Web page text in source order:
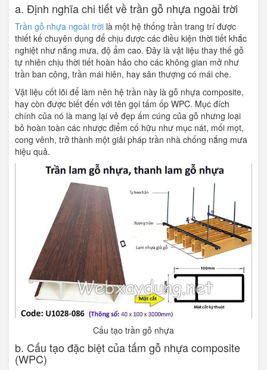
a. Định nghĩa chi tiết về trần gỗ nhựa ngoài trời
Trần gỗ nhựa ngoài trời là một hệ thống trần trang trí được
thiết kế chuyên dụng để chịu được các điều kiện thời tiết khắc
nghiệt như nắng mưa, độ ẩm cao. Đây là vật liệu thay thế gỗ
tự nhiên chịu thời tiết hoàn hảo cho các không gian mở như
trần ban công, trần mái hiên, hay sân thượng có mái che.
Vật liệu cốt lõi để làm nên hệ trần này là gỗ nhựa composite,
hay còn được biết đến với tên gọi tấm ốp WPC. Mục đích
chính của nó là mang lại vẻ đẹp ấm cúng của gỗ nhưng loại
bỏ hoàn toàn các nhược điểm cố hữu như mục nát, mối mọt,
cong vênh, trở thành một giải pháp trần nhà chống nắng mưa
hiệu quả.
Cấu tạo trần gỗ nhựa
b. Cấu tạo đặc biệt của tấm gỗ nhựa composite
(WPC)